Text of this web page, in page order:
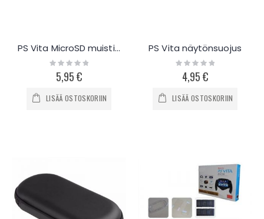
PS Vita MicroSD muistikortti-adapteri
Rating:
0%5,95 €
LISÄÄ OSTOSKORIIN
PS Vita näytönsuojus
Rating:
0%4,95 €
LISÄÄ OSTOSKORIIN